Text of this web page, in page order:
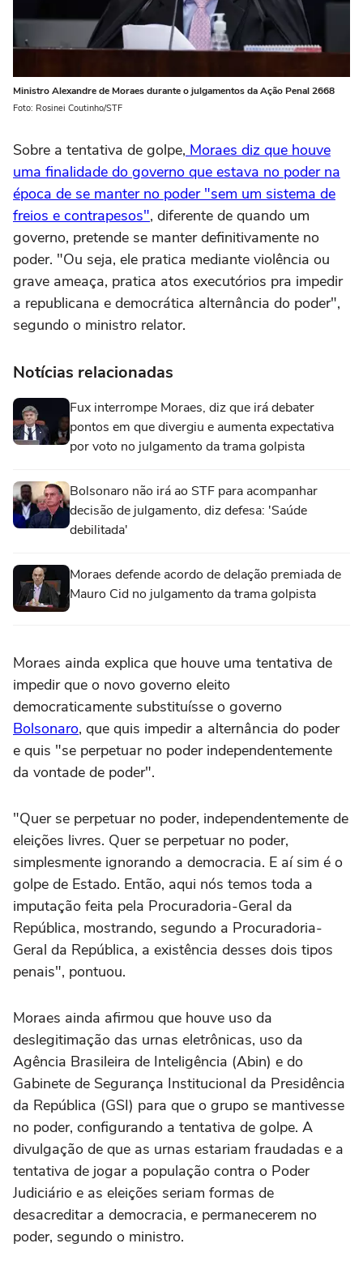
Ministro Alexandre de Moraes durante o julgamentos da Ação Penal 2668
Foto: Rosinei Coutinho/STF
Sobre a tentativa de golpe, Moraes diz que houve
uma finalidade do governo que estava no poder na
época de se manter no poder "sem um sistema de
freios e contrapesos", diferente de quando um
governo, pretende se manter definitivamente no
poder. "Ou seja, ele pratica mediante violência ou
grave ameaça, pratica atos executórios pra impedir
a republicana e democrática alternância do poder",
segundo o ministro relator.
Notícias relacionadas
Fux interrompe Moraes, diz que irá debater
pontos em que divergiu e aumenta expectativa
por voto no julgamento da trama golpista
Bolsonaro não irá ao STF para acompanhar
decisão de julgamento, diz defesa: 'Saúde
debilitada'
Moraes defende acordo de delação premiada de
Mauro Cid no julgamento da trama golpista
Moraes ainda explica que houve uma tentativa de
impedir que o novo governo eleito
democraticamente substituísse o governo
Bolsonaro, que quis impedir a alternância do poder
e quis "se perpetuar no poder independentemente
da vontade de poder".
"Quer se perpetuar no poder, independentemente de
eleições livres. Quer se perpetuar no poder,
simplesmente ignorando a democracia. E aí sim é o
golpe de Estado. Então, aqui nós temos toda a
imputação feita pela Procuradoria-Geral da
República, mostrando, segundo a Procuradoria-
Geral da República, a existência desses dois tipos
penais", pontuou.
Moraes ainda afirmou que houve uso da
deslegitimação das urnas eletrônicas, uso da
Agência Brasileira de Inteligência (Abin) e do
Gabinete de Segurança Institucional da Presidência
da República (GSI) para que o grupo se mantivesse
no poder, configurando a tentativa de golpe. A
divulgação de que as urnas estariam fraudadas e a
tentativa de jogar a população contra o Poder
Judiciário e as eleições seriam formas de
desacreditar a democracia, e permanecerem no
poder, segundo o ministro.